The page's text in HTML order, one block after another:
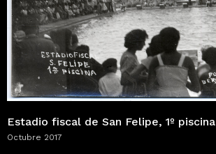
Estadio fiscal de San Felipe, 1º piscina
Octubre 2017